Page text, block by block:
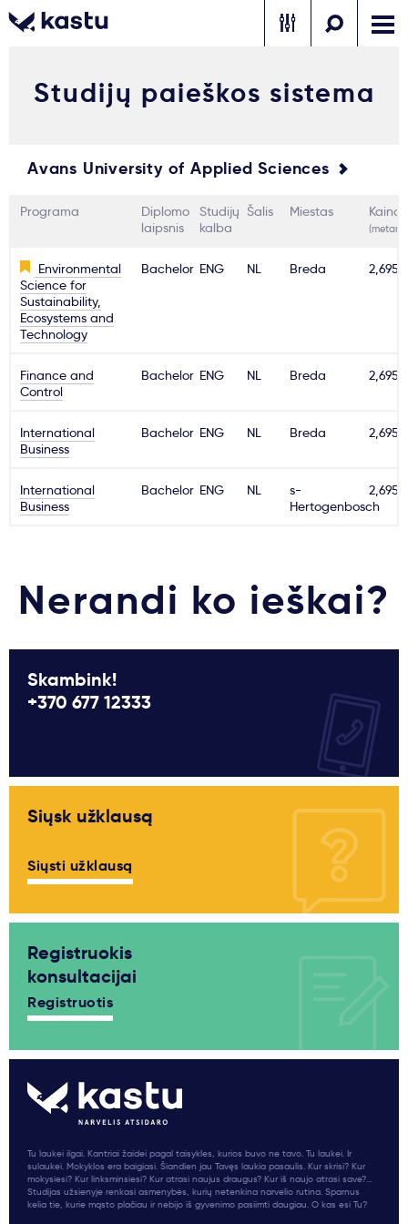
Stojimo anketa
Skambink
Nemokamos
Kontaktai
Kur studijuoti?
Kaip įstoti?
Svarbu
Paslaugos
Naujienos
Studijų paieškos sistema
Avans University of Applied Sciences
Programa
Diplomo
laipsnis
Studijų
kalba
Šalis Miestas Kaina
Environmental
Science for
Sustainability,
Ecosystems and
Technology
Bachelor ENG NL Breda 2,695€
Finance and
Control
Bachelor ENG NL Breda 2,695€
International
Business
Bachelor ENG NL Breda 2,695€
International
Business
Bachelor ENG NL
s-
Hertogenbosch
2,695€
Nerandi ko ieškai?
Skambink!
+370 677 12333
Siųsk užklausą
Siųsti užklausą
Registruokis
konsultacijai
Registruotis
Tu laukei ilgai. Kantriai žaidei pagal taisykles, kurios buvo ne tavo. Tu laukei. Ir
sulaukei. Mokyklos era baigiasi. Šiandien jau Tavęs laukia pasaulis. Kur skrisi? Kur
mokysiesi? Kur linksminsiesi? Kur atrasi naujus draugus? Kur iš naujo atrasi save?...
Studijas užsienyje renkasi asmenybės, kurių netenkina narvelio rutina. Sparnus
kelia tie, kurie mąsto plačiau ir nebijo iš gyvenimo pasiimti daugiau. O kas esi Tu?